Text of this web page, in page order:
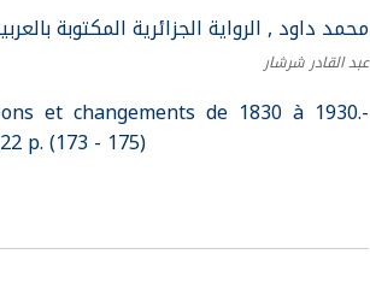
محمد داود , الرواية الجزائرية المكتوبة بالعربية :
عبد القادر شرشار
et changements de 1830 à 1930.-
p. (173 - 175)